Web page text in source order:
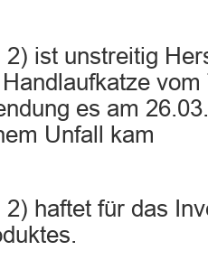
2) ist unstreitig
es am
Unfall kam
2) haftet für das